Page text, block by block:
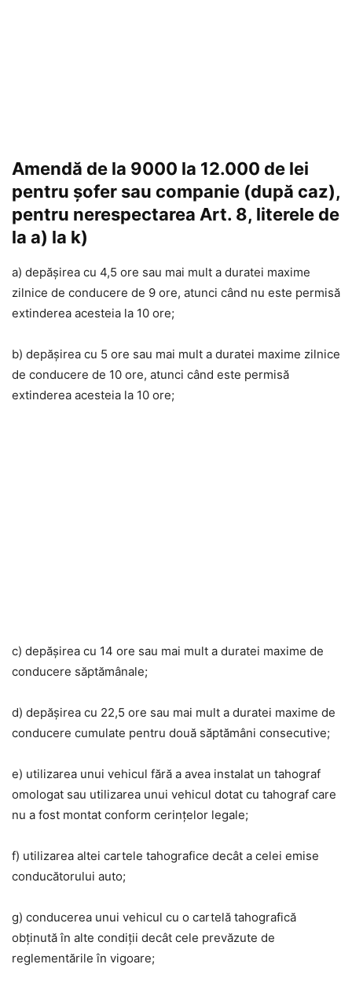
Amendă de la 9000 la 12.000 de lei
pentru șofer sau companie (după caz),
pentru nerespectarea Art. 8, literele de
la a) la k)
a) depășirea cu 4,5 ore sau mai mult a duratei maxime
zilnice de conducere de 9 ore, atunci când nu este permisă
extinderea acesteia la 10 ore;
b) depășirea cu 5 ore sau mai mult a duratei maxime zilnice
de conducere de 10 ore, atunci când este permisă
extinderea acesteia la 10 ore;
c) depășirea cu 14 ore sau mai mult a duratei maxime de
conducere săptămânale;
d) depășirea cu 22,5 ore sau mai mult a duratei maxime de
conducere cumulate pentru două săptămâni consecutive;
e) utilizarea unui vehicul fără a avea instalat un tahograf
omologat sau utilizarea unui vehicul dotat cu tahograf care
nu a fost montat conform cerințelor legale;
f) utilizarea altei cartele tahografice decât a celei emise
conducătorului auto;
g) conducerea unui vehicul cu o cartelă tahografică
obținută în alte condiții decât cele prevăzute de
reglementările în vigoare;